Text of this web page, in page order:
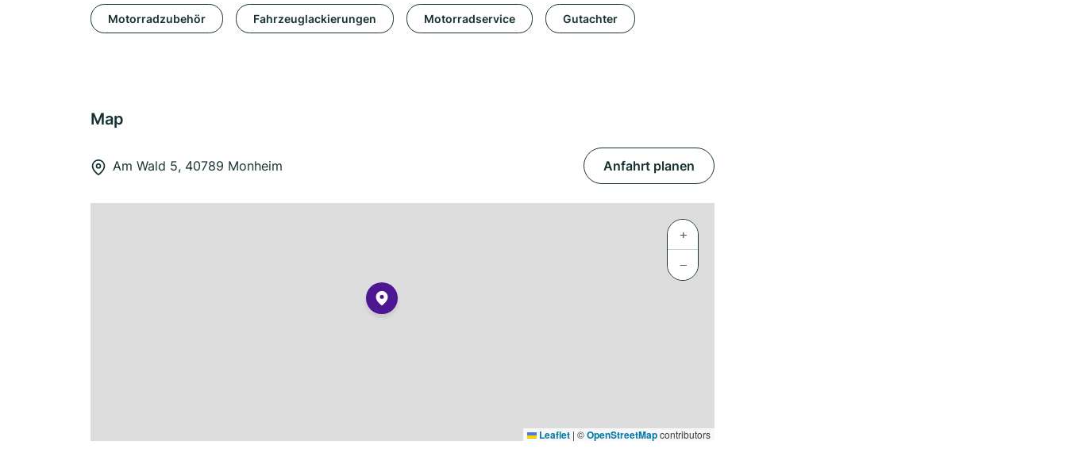
Motorradzubehör Fahrzeuglackierungen Motorradservice Gutachter
Map
Am Wald 5, 40789 Monheim Anfahrt planen
+
−
Leaflet | ©OpenStreetMapcontributors